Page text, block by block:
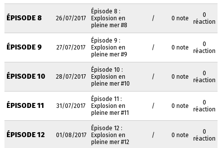
ÉPISODE 8 26/07/2017
Épisode 8 :
Explosion en
pleine mer #8
/ 0 note
0
réaction
ÉPISODE 9 27/07/2017
Épisode 9 :
Explosion en
pleine mer #9
/ 0 note
0
réaction
ÉPISODE 10 28/07/2017
Épisode 10 :
Explosion en
pleine mer #10
/ 0 note
0
réaction
ÉPISODE 11 31/07/2017
Épisode 11 :
Explosion en
pleine mer #11
/ 0 note
0
réaction
ÉPISODE 12 01/08/2017
Épisode 12 :
Explosion en
pleine mer #12
/ 0 note
0
réaction